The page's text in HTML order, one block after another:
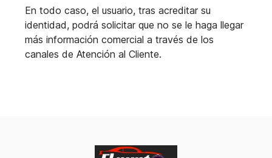
En todo caso, el usuario, tras acreditar su
identidad, podrá solicitar que no se le haga llegar
más información comercial a través de los
canales de Atención al Cliente.